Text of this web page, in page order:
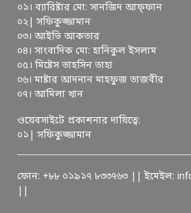
০১। ব্যারিষ্টার মো: সানজিদ আফ্ফান
০২| সফিকুজ্জামান
০৩। আইভি আকতার
০৪। সাংবাদিক মো: হানিকুল ইসলাম
০৫। মিষ্টেস তাহসিন তাহা
০৬। মাষ্টার আদনান মাহফুজ তাজবীর
০৭। আমিলা খান
ওয়েবসাইটে প্রকাশনার দায়িত্বে:
০১| সফিকুজ্জামান
ফোন: +৮৮ ০১৯১৭ ৮৩৩৭৬৩ || ইমেইল: